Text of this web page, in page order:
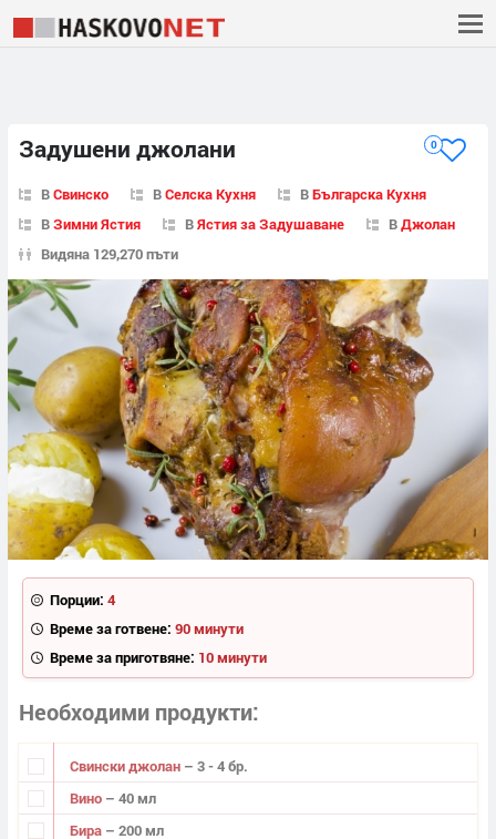
Задушени джолани 0
ВСвинско ВСелска Кухня ВБългарска Кухня
ВЗимни Ястия ВЯстия за Задушаване ВДжолан
Видяна 129,270 пъти
Порции: 4
Време за готвене: 90 минути
Време за приготвяне: 10 минути
Необходими продукти
Свински джолан – 3 - 4 бр.
Вино – 40 мл
Бира – 200 мл